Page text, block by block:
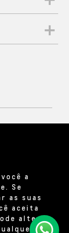
a
Se
as suas
aceita
alterar